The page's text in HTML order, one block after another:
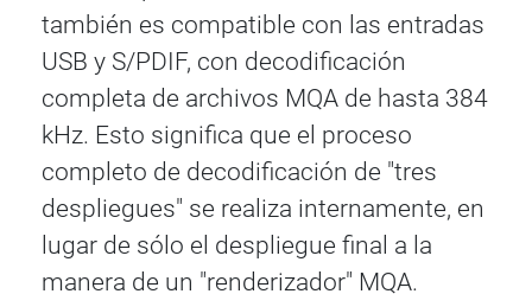
también es compatible con las entradas
USB y S/PDIF, con decodificación
completa de archivos MQA de hasta 384
kHz. Esto significa que el proceso
completo de decodificación de "tres
despliegues" se realiza internamente, en
lugar de sólo el despliegue final a la
manera de un "renderizador" MQA.